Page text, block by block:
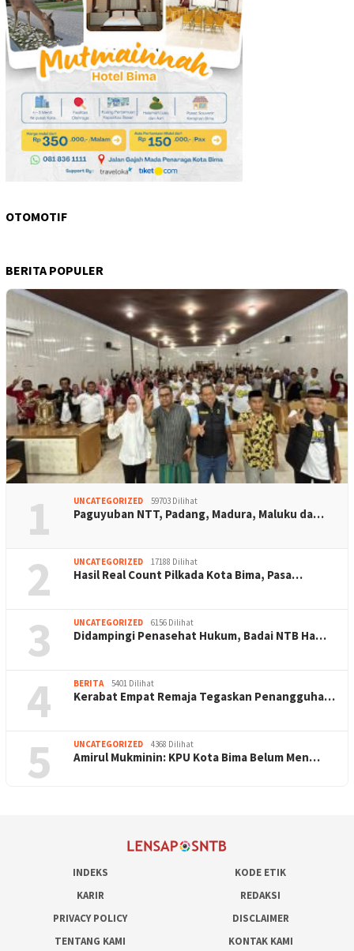
OTOMOTIF
BERITA POPULER
1 UNCATEGORIZED 59703 Dilihat
Paguyuban NTT, Padang, Madura, Maluku da…
2 UNCATEGORIZED 17188 Dilihat
Hasil Real Count Pilkada Kota Bima, Pasa…
3 UNCATEGORIZED 6156 Dilihat
Didampingi Penasehat Hukum, Badai NTB Ha…
4 BERITA 5401 Dilihat
Kerabat Empat Remaja Tegaskan Penangguha…
5 UNCATEGORIZED 4368 Dilihat
Amirul Mukminin: KPU Kota Bima Belum Men…
INDEKS
KODE ETIK
KARIR
REDAKSI
PRIVACY POLICY
DISCLAIMER
TENTANG KAMI
KONTAK KAMI